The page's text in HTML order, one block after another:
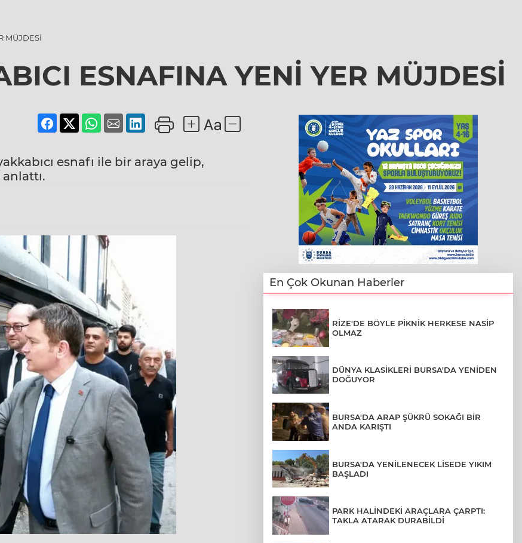
MÜJDESİ
ESNAFINA YENİ YER MÜJDESİ
esnafı ile bir araya gelip,
En Çok Okunan Haberler
RİZE'DE BÖYLE PİKNİK HERKESE NASİP
OLMAZ
DÜNYA KLASİKLERİ BURSA'DA YENİDEN
DOĞUYOR
BURSA'DA ARAP ŞÜKRÜ SOKAĞI BİR
ANDA KARIŞTI
BURSA'DA YENİLENECEK LİSEDE YIKIM
BAŞLADI
PARK HALİNDEKİ ARAÇLARA ÇARPTI:
TAKLA ATARAK DURABİLDİ